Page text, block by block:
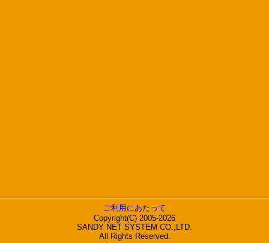
ご利用にあたって
Copyright(C) 2005-2026
SANDY NET SYSTEM CO.,LTD.
All Rights Reserved.